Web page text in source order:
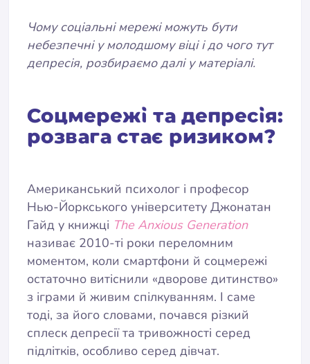
Чому соціальні мережі можуть бути
небезпечні у молодшому віці і до чого тут
депресія, розбираємо далі у матеріалі.
Соцмережі та депресія:
розвага стає ризиком?
Американський психолог і професор
Нью-Йоркського університету Джонатан
Гайд у книжці The Anxious Generation
називає 2010-ті роки переломним
моментом, коли смартфони й соцмережі
остаточно витіснили «дворове дитинство»
з іграми й живим спілкуванням. І саме
тоді, за його словами, почався різкий
сплеск депресії та тривожності серед
підлітків, особливо серед дівчат.